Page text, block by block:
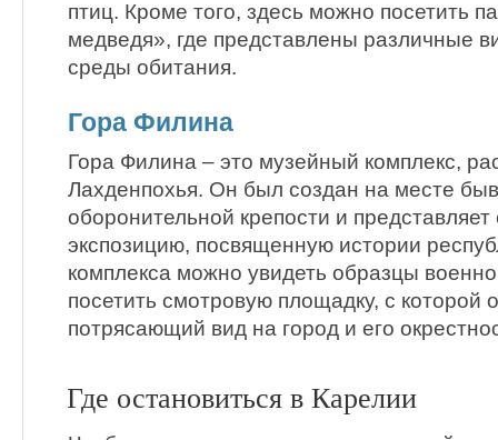
птиц. Кроме того, здесь можно посетить
медведя», где представлены различные
среды обитания.
Гора Филина
Гора Филина – это музейный комплекс,
Лахденпохья. Он был создан на месте
оборонительной крепости и
экспозицию, посвященную истории
комплекса можно увидеть образцы
посетить смотровую площадку, с которой
потрясающий вид на город и его
Где остановиться в Карелии